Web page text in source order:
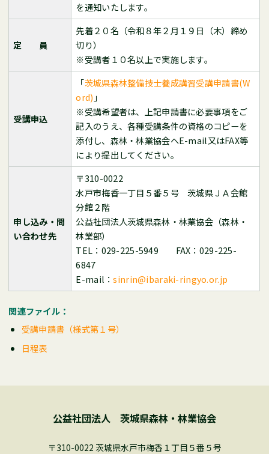
を通知いたします。
定 員
先着２０名（令和８年２月１９日（木）締め
切り）
※受講者１０名以上で実施します。
受講申込
「茨城県森林整備技士養成講習受講申請書(W
ord) 」
※受講希望者は、上記申請書に必要事項をご
記入のうえ、各種受講条件の資格のコピーを
添付し、森林・林業協会へE-mail又はFAX等
により提出してください。
申し込み・問
い合わせ先
〒310-0022
水戸市梅香一丁目５番５号 茨城県ＪＡ会館
分館２階
公益社団法人茨城県森林・林業協会（森林・
林業部）
TEL：029-225-5949 FAX：029-225-
6847
E-mail：sinrin@ibaraki-ringyo.or.jp
関連ファイル：
受講申請書（様式第１号）
日程表
公益社団法人 茨城県森林・林業協会
〒310-0022 茨城県水戸市梅香１丁目５番５号